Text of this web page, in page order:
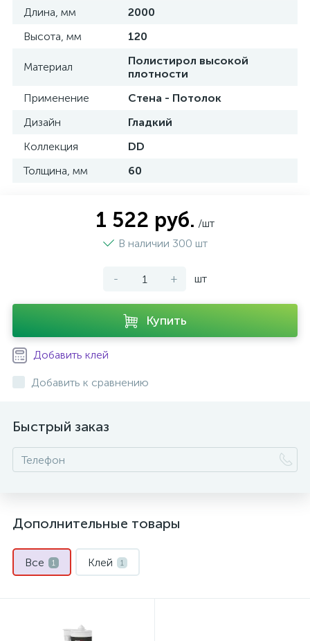
Длина, мм
2000
Высота, мм
120
Материал
Полистирол высокой
плотности
Применение
Стена - Потолок
Дизайн
Гладкий
Коллекция
DD
Толщина, мм
60
1 522 руб. /шт
В наличии 300 шт
- + шт
Купить
Добавить клей
Добавить к сравнению
Быстрый заказ
Дополнительные товары
Все 1 Клей 1